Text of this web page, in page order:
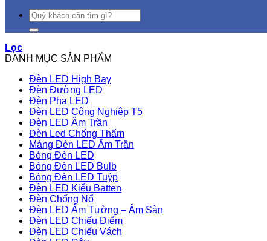
Tìm
kiếm:
Lọc
DANH MỤC SẢN PHẨM
Đèn LED High Bay
Đèn Đường LED
Đèn Pha LED
Đèn LED Công Nghiệp T5
Đèn LED Âm Trần
Đèn Led Chống Thấm
Máng Đèn LED Âm Trần
Bóng Đèn LED
Bóng Đèn LED Bulb
Bóng Đèn LED Tuýp
Đèn LED Kiểu Batten
Đèn Chống Nổ
Đèn LED Âm Tường – Âm Sàn
Đèn LED Chiếu Điểm
Đèn LED Chiếu Vách